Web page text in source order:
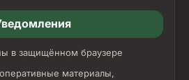
в защищённом браузере
материалы,